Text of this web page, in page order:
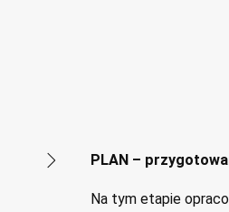
PLAN –
Na tym etapie